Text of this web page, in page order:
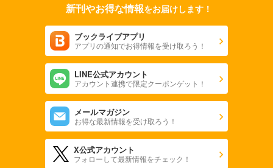
新刊やお得な情報をお届けします！
ブックライブアプリ
アプリの通知でお得情報を受け取ろう！
LINE公式アカウント
アカウント連携で限定クーポンゲット！
メールマガジン
お得な最新情報を受け取ろう！
X公式アカウント
フォローして最新情報をチェック！